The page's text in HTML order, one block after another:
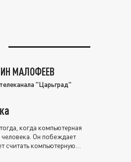
МАЛОФЕЕВ
"Царьград"
когда компьютерная
Он побеждает
считать компьютерную